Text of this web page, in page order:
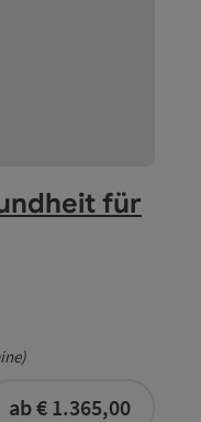
für
ab € 1.365,00